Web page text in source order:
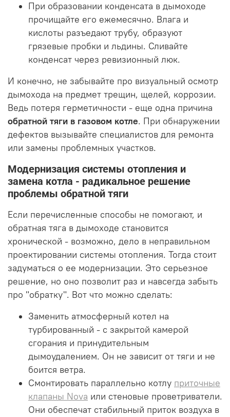
При образовании конденсата в дымоходе
прочищайте его ежемесячно. Влага и
кислоты разъедают трубу, образуют
грязевые пробки и льдины. Сливайте
конденсат через ревизионный люк.
И конечно, не забывайте про визуальный осмотр
дымохода на предмет трещин, щелей, коррозии.
Ведь потеря герметичности - еще одна причина
обратной тяги в газовом котле. При обнаружении
дефектов вызывайте специалистов для ремонта
или замены проблемных участков.
Модернизация системы отопления и
замена котла - радикальное решение
проблемы обратной тяги
Если перечисленные способы не помогают, и
обратная тяга в дымоходе становится
хронической - возможно, дело в неправильном
проектировании системы отопления. Тогда стоит
задуматься о ее модернизации. Это серьезное
решение, но оно позволит раз и навсегда забыть
про "обратку". Вот что можно сделать:
Заменить атмосферный котел на
турбированный - с закрытой камерой
сгорания и принудительным
дымоудалением. Он не зависит от тяги и не
боится ветра.
Смонтировать параллельно котлу приточные
клапаны Nova или стеновые проветриватели.
Они обеспечат стабильный приток воздуха в